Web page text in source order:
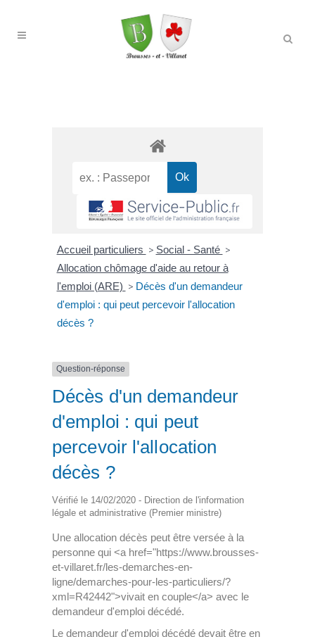
Accueil particuliers > Social - Santé >
Allocation chômage d'aide au retour à
l'emploi (ARE) > Décès d'un demandeur
d'emploi : qui peut percevoir l'allocation
décès ?
Question-réponse
Décès d'un demandeur
d'emploi : qui peut
percevoir l'allocation
décès ?
Vérifié le 14/02/2020 - Direction de l'information
légale et administrative (Premier ministre)
Une allocation décès peut être versée à la
personne qui <a href="https://www.brousses-
et-villaret.fr/les-demarches-en-
ligne/demarches-pour-les-particuliers/?
xml=R42442">vivait en couple</a> avec le
demandeur d'emploi décédé.
Le demandeur d'emploi décédé devait être en